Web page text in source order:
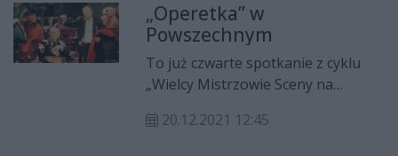
spektaklu „Nie uchodzi, nie
uchodzi, czyli Damy i huzary”.
„Operetka” w
Powszechnym
To już czwarte spotkanie z cyklu
„Wielcy Mistrzowie Sceny na
Radomiu”. Tym razem będzie
20.12.2021 12:45